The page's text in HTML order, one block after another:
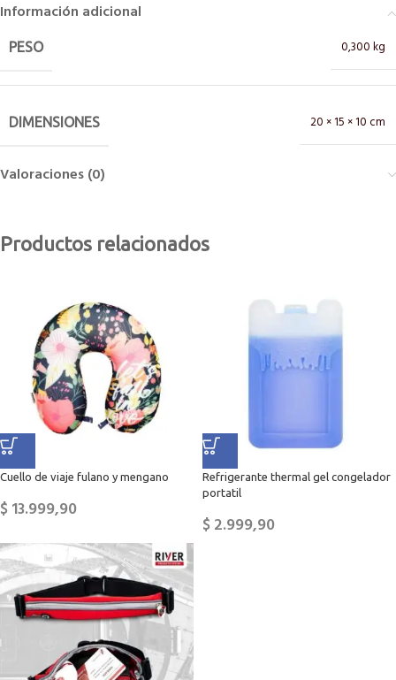
Información adicional
PESO 0,300 kg
DIMENSIONES 20 × 15 × 10 cm
Valoraciones (0)
Productos relacionados
Cuello de viaje fulano y mengano
$13.999,90
Refrigerante thermal gel congelador
portatil
$2.999,90